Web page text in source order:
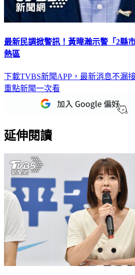
最新民調掀警訊！黃暐瀚示警「2縣
熱區
下載TVBS新聞APP，最新消息不漏
重點新聞一次看
延伸閱讀